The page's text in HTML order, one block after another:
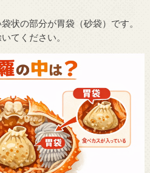
状の部分が胃袋（砂袋）です。
てください。